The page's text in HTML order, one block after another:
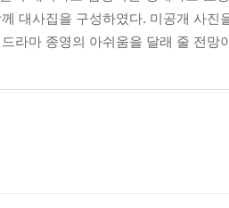
대사집을 구성하였다. 미공개 사진
라마 종영의 아쉬움을 달래 줄 전망